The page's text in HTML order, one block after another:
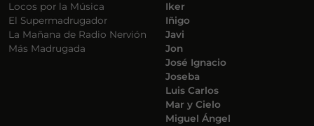
Locos por la Música
El Supermadrugador
La Mañana de Radio Nervión
Más Madrugada
Iker
Iñigo
Javi
Jon
José Ignacio
Joseba
Luis Carlos
Mar y Cielo
Miguel Ángel